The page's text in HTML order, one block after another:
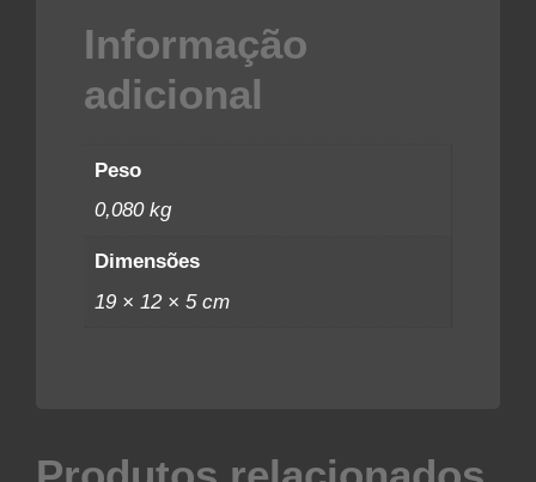
Informação
adicional
Peso
0,080 kg
Dimensões
19 × 12 × 5 cm